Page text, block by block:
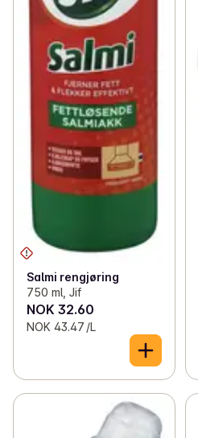
Salmi rengjøring
750 ml, Jif
NOK 32.60
NOK 43.47 /L